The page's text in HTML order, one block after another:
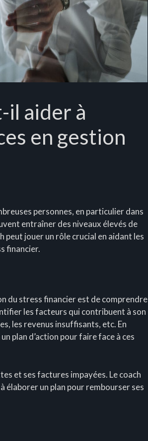
il aider à
en gestion
personnes, en particulier dans
entraîner des niveaux élevés de
peut jouer un rôle crucial en aidant les
financier.
du stress financier est de comprendre
les facteurs qui contribuent à son
les revenus insuffisants, etc. En
plan d’action pour faire face à ces
et ses factures impayées. Le coach
élaborer un plan pour rembourser ses